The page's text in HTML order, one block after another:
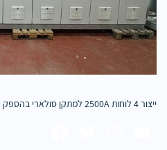
ייצור 4 לוחות 2500A למתקן סולארי בהספק של כ7MW.